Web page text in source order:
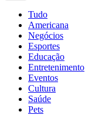
Tudo
Americana
Negócios
Esportes
Educação
Entretenimento
Eventos
Cultura
Saúde
Pets